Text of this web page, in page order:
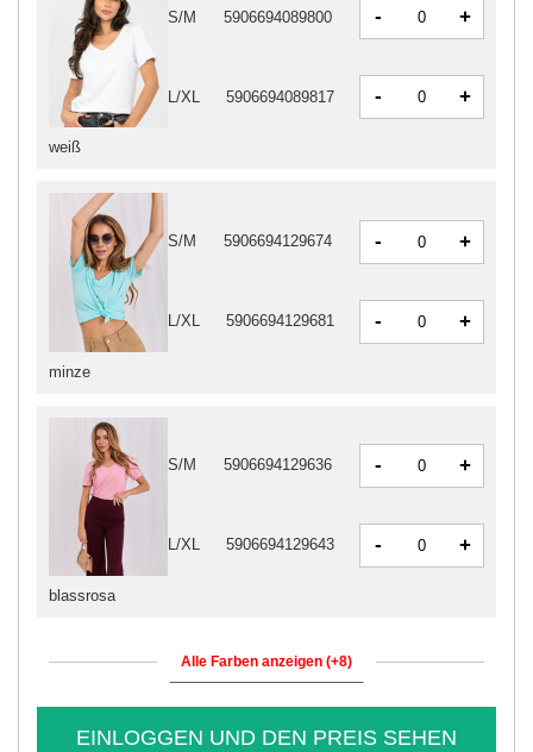
weiß
S/M 5906694089800 - +
L/XL 5906694089817 - +
minze
S/M 5906694129674 - +
L/XL 5906694129681 - +
blassrosa
S/M 5906694129636 - +
L/XL 5906694129643 - +
Alle Farben anzeigen (+8)
EINLOGGEN UND DEN PREIS SEHEN